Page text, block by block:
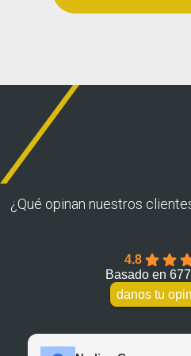
¿Qué opinan nuestros
4.8
Basado en
danos tu